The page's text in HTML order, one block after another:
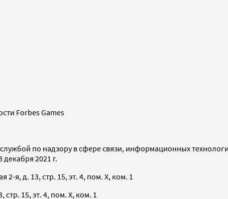
Forbes Games
по надзору в сфере связи, информационных
2021 г.
я, д. 13, стр. 15, эт. 4, пом. X, ком. 1
15, эт. 4, пом. X, ком. 1